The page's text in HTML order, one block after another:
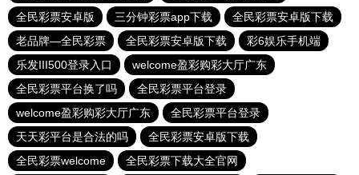
全民彩票安卓版
三分钟彩票app下载
全民彩票安卓版下载
老品牌—全民彩票
全民彩票安卓版下载
彩6娱乐手机端
乐发III500登录入口
welcome盈彩购彩大厅广东
全民彩票平台换了吗
全民彩票平台登录
welcome盈彩购彩大厅广东
全民彩票平台登录
天天彩平台是合法的吗
全民彩票安卓版下载
全民彩票welcome
全民彩票下载大全官网